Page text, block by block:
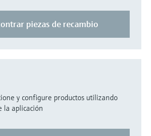
piezas de recambio
y configure productos utilizando
la aplicación